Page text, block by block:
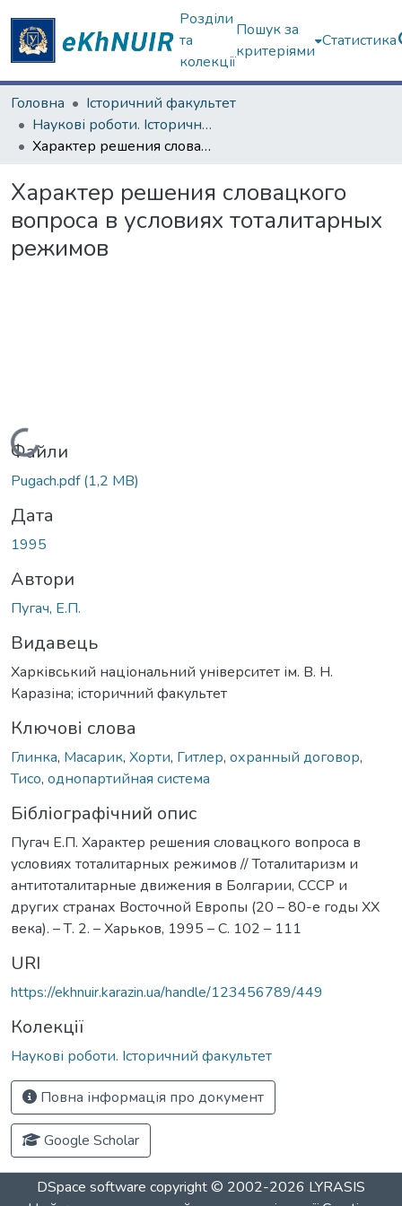
Розділи
та
колекції
Пошук за
критеріями
Статистика
Головна
Історичний факультет
Наукові роботи. Історичний факультет
Характер решения словацкого вопроса в условиях тоталитарных режимов
Характер решения словацкого
вопроса в условиях тоталитарных
режимов
Вантажиться...
Файли
Pugach.pdf(1,2 MB)
Дата
1995
Автори
Пугач, Е.П.
Видавець
Харківський національний університет ім. В. Н.
Каразіна; історичний факультет
Ключові слова
Глинка, Масарик, Хорти, Гитлер, охранный договор,
Тисо, однопартийная система
Бібліографічний опис
Пугач Е.П. Характер решения словацкого вопроса в
условиях тоталитарных режимов // Тоталитаризм и
антитоталитарные движения в Болгарии, СССР и
других странах Восточной Европы (20 – 80-е годы ХХ
века). – Т. 2. – Харьков, 1995 – C. 102 – 111
URI
https://ekhnuir.karazin.ua/handle/123456789/449
Колекції
Наукові роботи. Історичний факультет
Повна інформація про документ
Google Scholar
DSpace software copyright © 2002-2026 LYRASIS